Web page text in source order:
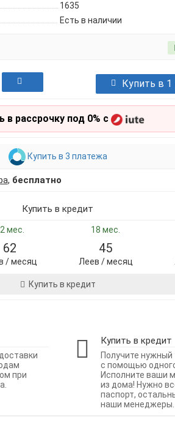
1635
Есть в наличии
Купить в 1
в рассрочку под 0% с
Купить в 3 платежа
, бесплатно
Купить в кредит
мес. 18 мес.
62
/ месяц
45
Леев / месяц
Купить в кредит
при
Купить в кредит
Получите нужный
с помощью одного
Исполните ваши
из дома! Нужно
паспорт,
наши менеджеры.